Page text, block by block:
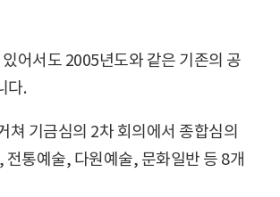
어서도 2005년도와 같은 기존의 공
다.
기금심의 2차 회의에서 종합심의
통예술, 다원예술, 문화일반 등 8개